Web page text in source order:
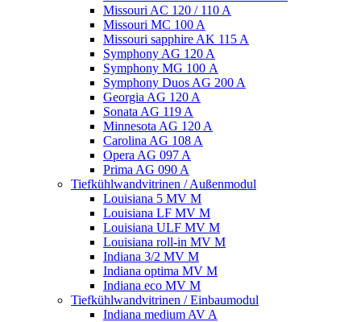
Missouri AC 120 / 110 A
Missouri MC 100 A
Missouri sapphire AK 115 A
Symphony AG 120 A
Symphony MG 100 А
Symphony Duos AG 200 A
Georgia AG 120 A
Sonata AG 119 A
Minnesota AG 120 A
Carolina AG 108 A
Opera AG 097 A
Prima AG 090 A
Tiefkühlwandvitrinen / Außenmodul
Louisiana 5 MV M
Louisiana LF MV M
Louisiana ULF MV M
Louisiana roll-in MV M
Indiana 3/2 MV M
Indiana optima MV M
Indiana eco MV M
Tiefkühlwandvitrinen / Einbaumodul
Indiana medium AV A